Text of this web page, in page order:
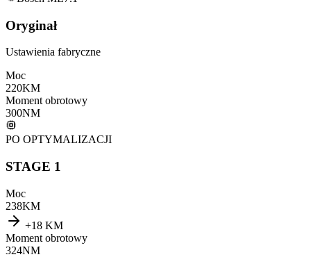
Oryginał
Ustawienia fabryczne
Moc
220KM
Moment obrotowy
300NM
PO OPTYMALIZACJI
STAGE 1
Moc
238KM
+18 KM
Moment obrotowy
324NM